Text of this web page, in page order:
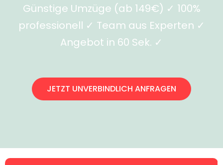
Günstige Umzüge (ab 149€) ✓ 100%
professionell ✓ Team aus Experten ✓
Angebot in 60 Sek. ✓
JETZT UNVERBINDLICH ANFRAGEN